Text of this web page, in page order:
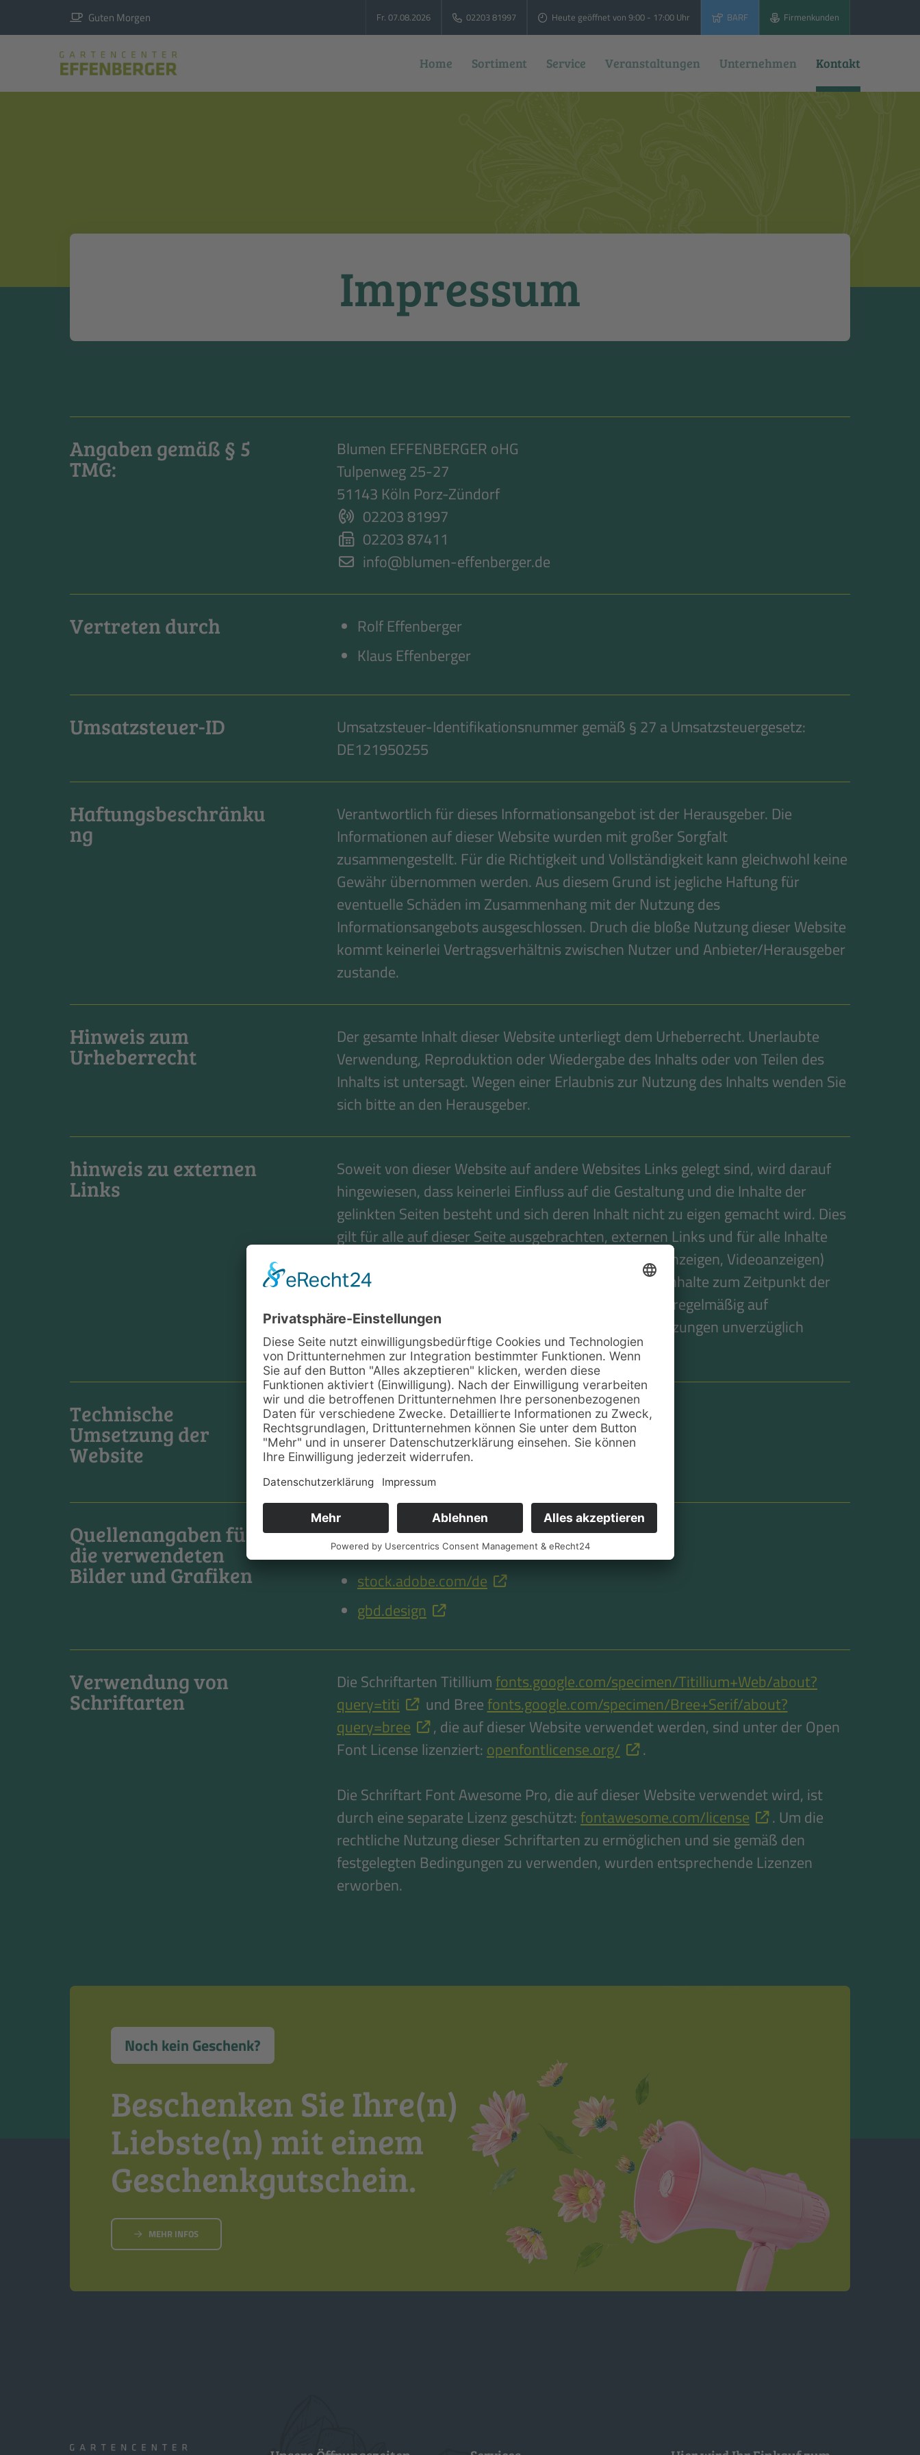
Guten Morgen Fr. 07.08.2026 02203 81997 Heute geöffnet von 9:00 - 17:00 Uhr BARF Firmenkunden
Home Sortiment Service Veranstaltungen Unternehmen Kontakt
Impressum
Angaben gemäß § 5
TMG:
Blumen EFFENBERGER oHG
Tulpenweg 25-27
51143 Köln Porz-Zündorf
02203 81997
02203 87411
Vertreten durch
Rolf Effenberger
Klaus Effenberger
Umsatzsteuer-ID
Umsatzsteuer-Identifikationsnummer gemäß § 27 a Umsatzsteuergesetz:
DE121950255
Haftungsbeschränku
ng
Verantwortlich für dieses Informationsangebot ist der Herausgeber. Die
Informationen auf dieser Website wurden mit großer Sorgfalt
zusammengestellt. Für die Richtigkeit und Vollständigkeit kann gleichwohl keine
Gewähr übernommen werden. Aus diesem Grund ist jegliche Haftung für
eventuelle Schäden im Zusammenhang mit der Nutzung des
Informationsangebots ausgeschlossen. Druch die bloße Nutzung dieser Website
kommt keinerlei Vertragsverhältnis zwischen Nutzer und Anbieter/Herausgeber
zustande.
Hinweis zum
Urheberrecht
Der gesamte Inhalt dieser Website unterliegt dem Urheberrecht. Unerlaubte
Verwendung, Reproduktion oder Wiedergabe des Inhalts oder von Teilen des
Inhalts ist untersagt. Wegen einer Erlaubnis zur Nutzung des Inhalts wenden Sie
sich bitte an den Herausgeber.
hinweis zu externen
Links
Soweit von dieser Website auf andere Websites Links gelegt sind, wird darauf
hingewiesen, dass keinerlei Einfluss auf die Gestaltung und die Inhalte der
gelinkten Seiten besteht und sich deren Inhalt nicht zu eigen gemacht wird. Dies
gilt für alle auf dieser Seite ausgebrachten, externen Links und für alle Inhalte
der Seiten, zu denen Werbemittel (z.B. Banner, Textanzeigen, Videoanzeigen)
führen. Für verlinkte Seiten gilt, dass rechtswidrige Inhalte zum Zeitpunkt der
Verlinkung nicht erkennbar waren. Die Links werden regelmäßig auf
rechtswidrige Inhalte überprüft und bei Rechtsverletzungen unverzüglich
entfernt.
Technische
Umsetzung der
Website
Gerrit Bender DESIGN, Köln
gbd.design
Quellenangaben für
die verwendeten
Bilder und Grafiken
www.shutterstock.com/de/
stock.adobe.com/de
gbd.design
Verwendung von
Schriftarten
Die Schriftarten Titillium fonts.google.com/specimen/Titillium+Web/about?
query=titi
und Bree fonts.google.com/specimen/Bree+Serif/about?
query=bree
, die auf dieser Website verwendet werden, sind unter der Open
Font License lizenziert: openfontlicense.org/
.
Die Schriftart Font Awesome Pro, die auf dieser Website verwendet wird, ist
durch eine separate Lizenz geschützt: fontawesome.com/license
. Um die
rechtliche Nutzung dieser Schriftarten zu ermöglichen und sie gemäß den
festgelegten Bedingungen zu verwenden, wurden entsprechende Lizenzen
erworben.
Noch kein Geschenk?
Beschenken Sie Ihre(n)
Liebste(n) mit einem
Geschenkgutschein.
MEHR INFOS